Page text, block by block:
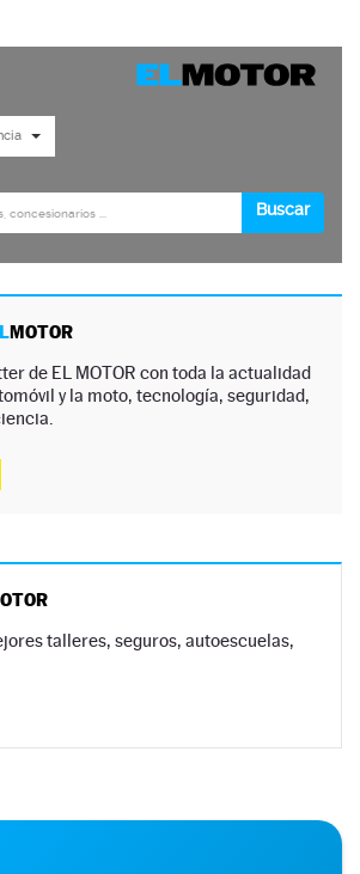
MOTOR
de EL MOTOR con toda la actualidad
y la moto, tecnología, seguridad,
talleres, seguros, autoescuelas,